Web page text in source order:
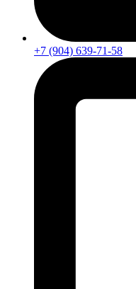
+7 (904) 639-71-58